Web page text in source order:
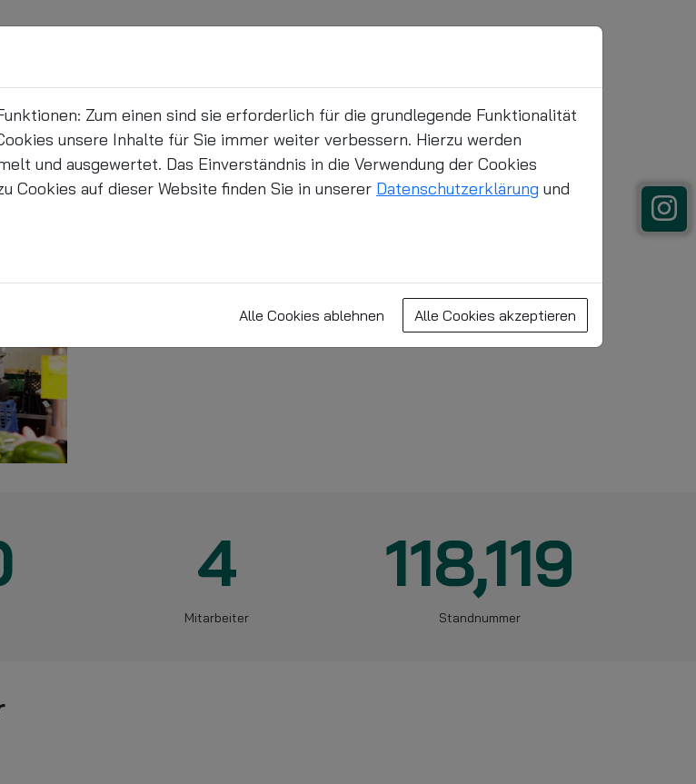
4
Mitarbeiter
118,119
Standnummer
Zum einen sind sie erforderlich für die grundlegende Funktionalität
unsere Inhalte für Sie immer weiter verbessern. Hierzu werden
und ausgewertet. Das Einverständnis in die Verwendung der Cookies
Cookies auf dieser Website finden Sie in unserer Datenschutzerklärung und
Alle Cookies ablehnen Alle Cookies akzeptieren